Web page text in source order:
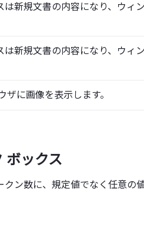
は新規文書の内容になり、ウィ
は新規文書の内容になり、ウィ
ザに画像を表示します。
ボックス
ン数に、規定値でなく任意の